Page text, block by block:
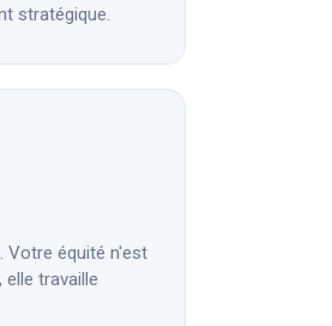
stratégique.
Votre équité n'est
elle travaille